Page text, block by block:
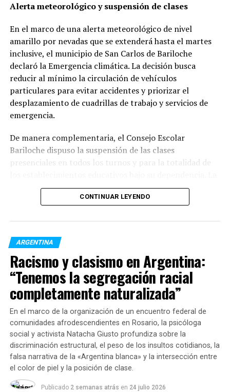
Mientras tanto, Aerolíneas Argentinas informó que “se
programación con la incorporación paulatina del resto
de los 37 destinos de cabotaje” que la empresa posee.
TEMAS RELACIONADOS: ACTUALIDAD
SIGUENTE
EL 26 DE OCTUBRE NO HABRA ACTIVIDAD EN LAS
COMPAÑIAS ASEGURADORAS
ANTERIOR
Cómo obtener el permiso para viajar en tren, avión y
Alerta meteorológico y suspensión de clases
En el marco de una alerta meteorológico de nivel
amarillo por nevadas que se extenderá hasta el martes
inclusive, el municipio de San Carlos de Bariloche
declaró la Emergencia climática. La decisión busca
reducir al mínimo la circulación de vehículos
particulares para evitar accidentes y priorizar el
desplazamiento de cuadrillas de trabajo y servicios de
emergencia.
De manera complementaria, el Consejo Escolar
Bariloche dispuso la suspensión de las clases
presenciales en todos los turnos y para la totalidad de
Emergencia municipal continuará vigente mientras se
mantengan las complicaciones extremas en la
Recomendaciones de circulación y ámbito laboral
Frente a las intensas precipitaciones y la acumulación
de nieve sobre la calzada, las autoridades locales
instaron a la comunidad a limitar los traslados
exclusivamente a situaciones de extrema necesidad o
emergencia.
Respecto de la actividad laboral, la disposición oficial
incluyó las siguientes solicitudes al sector empleador:
Tolerancia e inasistencias: Contemplar las
severas dificultades de traslado de los
CONTINUAR LEYENDO
ARGENTINA
Racismo y clasismo en Argentina:
“Tenemos la segregación racial
completamente naturalizada”
En el marco de la organización de un encuentro federal de
comunidades afrodescendientes en Rosario, la psicóloga
social y activista Natacha Giusto profundiza sobre la
discriminación estructural, el peso de los insultos cotidianos, la
falsa narrativa de la «Argentina blanca» y la intersección entre
el color de piel y la posición de clase.
Publicado 2 semanas atrás en 24 julio 2026